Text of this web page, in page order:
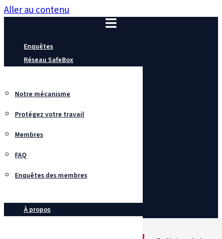
Aller au contenu
Enquêtes
Réseau SafeBox
Notre mécanisme
Protégez votre travail
Membres
FAQ
Enquêtes des membres
À propos